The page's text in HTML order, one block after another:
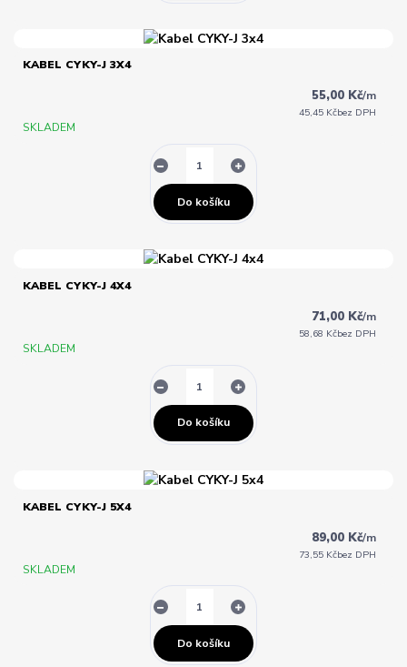
KABEL CYKY-J 3X4
55,00 Kč/m
45,45 Kčbez DPH
SKLADEM
Do košíku
KABEL CYKY-J 4X4
71,00 Kč/m
58,68 Kčbez DPH
SKLADEM
Do košíku
KABEL CYKY-J 5X4
89,00 Kč/m
73,55 Kčbez DPH
SKLADEM
Do košíku